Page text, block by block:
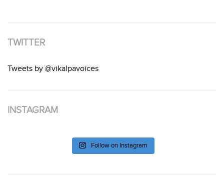
TWITTER
Tweets by @vikalpavoices
INSTAGRAM
Follow on Instagram